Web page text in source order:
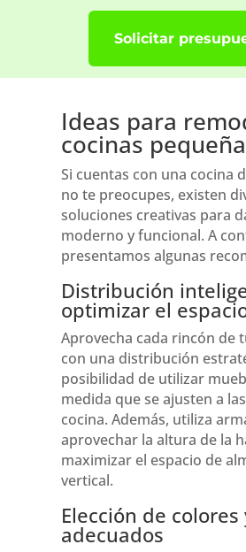
Solicitar
Ideas para
cocinas
Si cuentas con una cocina
no te preocupes, existen
soluciones creativas para
moderno y funcional. A
presentamos algunas
Distribución
optimizar el
Aprovecha cada rincón de
con una distribución
posibilidad de utilizar
medida que se ajusten a
cocina. Además, utiliza
aprovechar la altura de la
maximizar el espacio de
vertical.
Elección de
adecuados